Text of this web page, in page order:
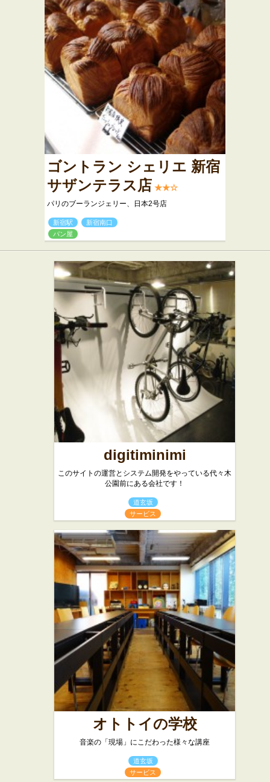
ゴントラン シェリエ 新宿
サザンテラス店 ★★☆
パリのブーランジェリー、日本2号店
新宿駅
新宿南口
パン屋
digitiminimi
このサイトの運営とシステム開発をやっている代々木
公園前にある会社です！
道玄坂
サービス
オトトイの学校
音楽の「現場」にこだわった様々な講座
道玄坂
サービス